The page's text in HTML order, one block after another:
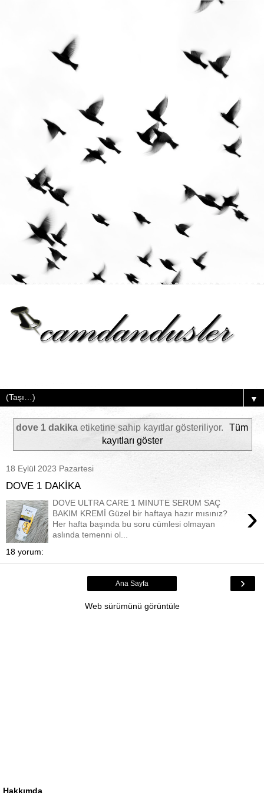
▼
dove 1 dakikaetiketine sahip kayıtlar gösteriliyor.
Tüm
kayıtları göster
18 Eylül 2023 Pazartesi
DOVE 1 DAKİKA
›
DOVE ULTRA CARE 1 MINUTE SERUM SAÇ
BAKIM KREMİ Güzel bir haftaya hazır mısınız?
Her hafta başında bu soru cümlesi olmayan
aslında temenni ol...
18 yorum:
›
Ana Sayfa
Web sürümünü görüntüle
Hakkımda